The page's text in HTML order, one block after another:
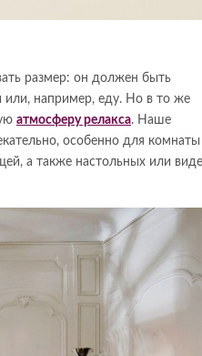
размер: он должен быть
например, еду. Но в то же
атмосферу релакса. Наше
особенно для комнаты
а также настольных или